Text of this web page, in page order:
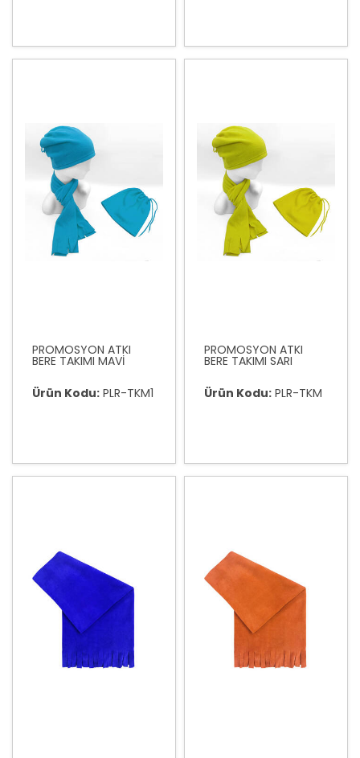
PROMOSYON ATKI
BERE TAKIMI MAVİ
Ürün Kodu: PLR-TKM1
PROMOSYON ATKI
BERE TAKIMI SARI
Ürün Kodu: PLR-TKM